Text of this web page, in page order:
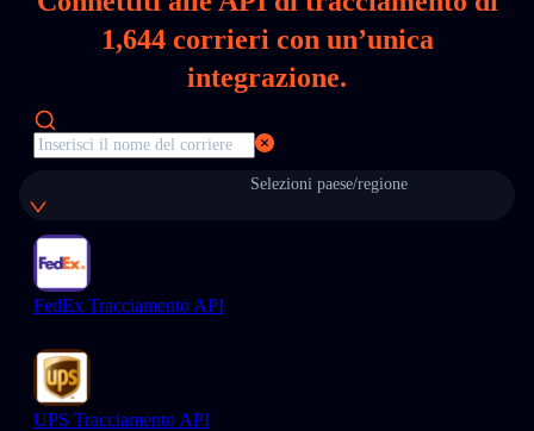
1,644corrieri con un’unica
integrazione.
Selezioni paese/regione
FedEx Tracciamento API
UPS Tracciamento API